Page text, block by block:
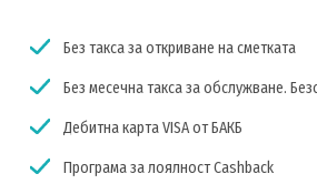
Без такса за откриване на сметката
Без месечна такса за обслужване.
Дебитна карта VISA от БАКБ
Програма за лоялност Cashback